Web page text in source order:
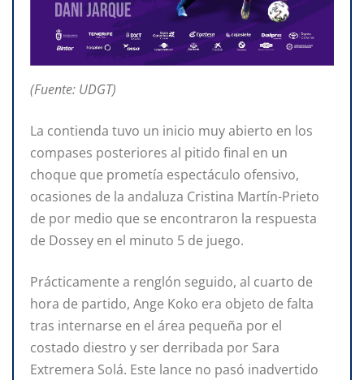
(Fuente: UDGT)
La contienda tuvo un inicio muy abierto en los
compases posteriores al pitido final en un
choque que prometía espectáculo ofensivo,
ocasiones de la andaluza Cristina Martín-Prieto
de por medio que se encontraron la respuesta
de Dossey en el minuto 5 de juego.
Prácticamente a renglón seguido, al cuarto de
hora de partido, Ange Koko era objeto de falta
tras internarse en el área pequeña por el
costado diestro y ser derribada por Sara
Extremera Solá. Este lance no pasó inadvertido